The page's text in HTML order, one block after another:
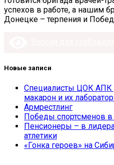
успехов в работе, а нашим
Донецке – терпения и
Новые записи
Специалисты ЦОК АПК
макарон и их
Армрестлинг
Победы спортсменов в
Пенсионеры – в
атлетики
«Гонка героев» на